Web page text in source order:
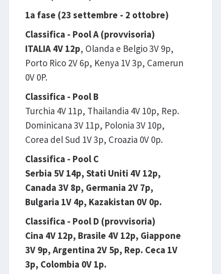
1a fase (23 settembre - 2 ottobre)
Classifica - Pool A (provvisoria)
ITALIA 4V 12p, Olanda e Belgio 3V 9p,
Porto Rico 2V 6p, Kenya 1V 3p, Camerun
0V 0P.
Classifica - Pool B
Turchia 4V 11p, Thailandia 4V 10p, Rep.
Dominicana 3V 11p, Polonia 3V 10p,
Corea del Sud 1V 3p, Croazia 0V 0p.
Classifica - Pool C
Serbia 5V 14p, Stati Uniti 4V 12p,
Canada 3V 8p, Germania 2V 7p,
Bulgaria 1V 4p, Kazakistan 0V 0p.
Classifica - Pool D (provvisoria)
Cina 4V 12p, Brasile 4V 12p, Giappone
3V 9p, Argentina 2V 5p, Rep. Ceca 1V
3p, Colombia 0V 1p.